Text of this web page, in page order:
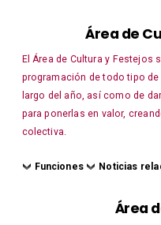
Área de
El Área de Cultura y Festejos
programación de todo tipo
largo del año, así como de
para ponerlas en valor,
colectiva.
Funciones Noticias
Área